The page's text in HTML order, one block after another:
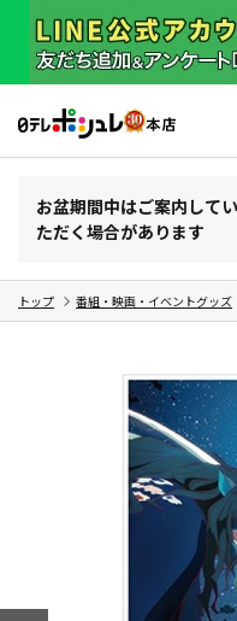
お盆期間中はご案内して
ただく場合があります
トップ 番組・映画・イベントグッズ